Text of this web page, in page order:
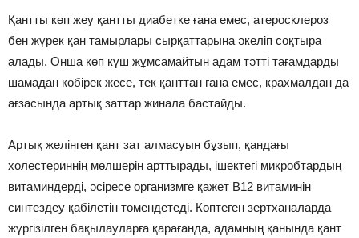
Қантты көп жеу қантты диабетке ғана емес, атеросклероз
бен жүрек қан тамырлары сырқаттарына әкеліп соқтыра
алады. Онша көп күш жұмсамайтын адам тәтті тағамдарды
шамадан көбірек жесе, тек қанттан ғана емес, крахмалдан да
ағзасында артық заттар жинала бастайды.
Артық желінген қант зат алмасуын бұзып, қандағы
холестериннің мөлшерін арттырады, ішектегі микробтардың
витаминдерді, әсіресе организмге қажет В12 витаминін
синтездеу қабілетін төмендетеді. Көптеген зертханаларда
жүргізілген бақылауларға қарағанда, адамның қанында қант